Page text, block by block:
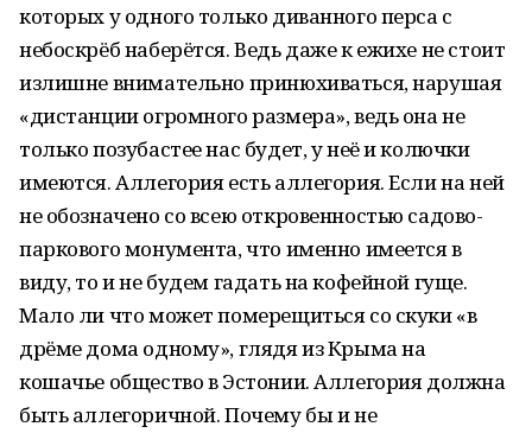
которых у одного только диванного перса с
небоскрёб наберётся. Ведь даже к ежихе не стоит
излишне внимательно принюхиваться, нарушая
«дистанции огромного размера», ведь она не
только позубастее нас будет, у неё и колючки
имеются. Аллегория есть аллегория. Если на ней
не обозначено со всею откровенностью садово-
паркового монумента, что именно имеется в
виду, то и не будем гадать на кофейной гуще.
Мало ли что может померещиться со скуки «в
дрёме дома одному», глядя из Крыма на
кошачье общество в Эстонии. Аллегория должна
быть аллегоричной. Почему бы и не